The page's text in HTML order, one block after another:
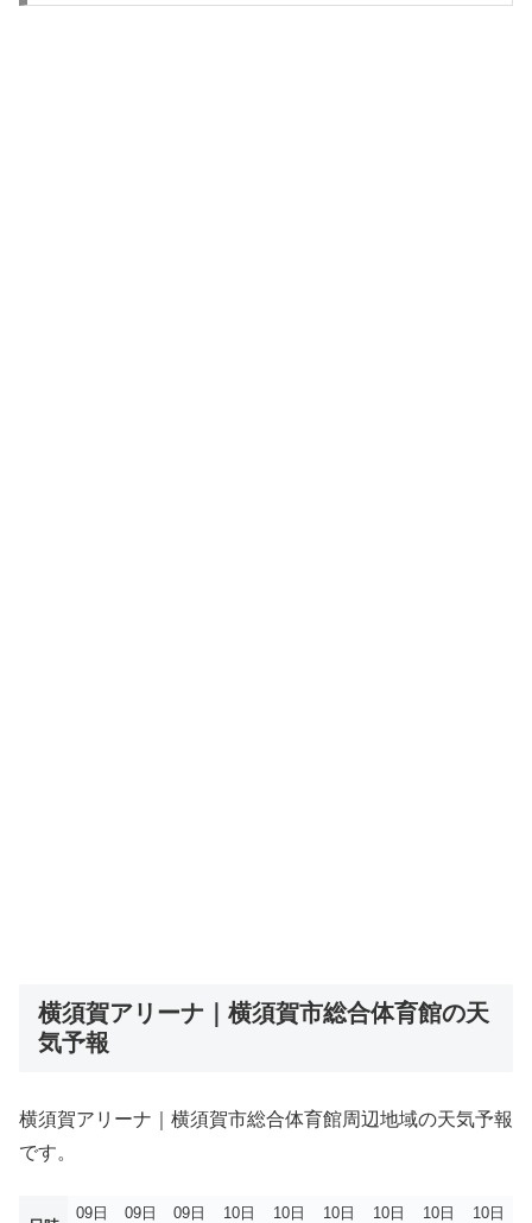
横須賀アリーナ｜横須賀市総合体育館の天
気予報
横須賀アリーナ｜横須賀市総合体育館周辺地域の天気予報
です。
09日 09日 09日 10日 10日 10日 10日 10日 10日